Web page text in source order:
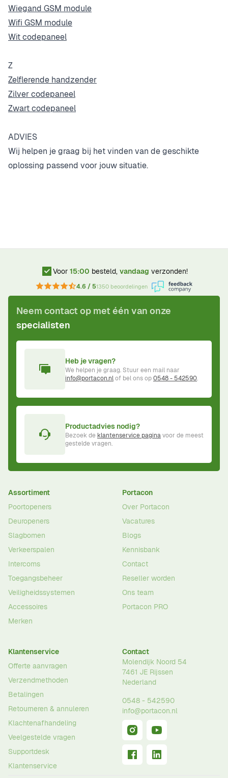
Wiegand GSM module
Wifi GSM module
Wit codepaneel
Z
Zelflerende handzender
Zilver codepaneel
Zwart codepaneel
ADVIES
Wij helpen je graag bij het vinden van de geschikte
oplossing passend voor jouw situatie.
Voor 15:00 besteld, vandaag verzonden!
4.6 / 51350 beoordelingen
Neem contact op met één van onze
specialisten
Heb je vragen?
We helpen je graag. Stuur een mail naar
info@portacon.nlof bel ons op0548 - 542590.
Productadvies nodig?
Bezoek de klantenservice paginavoor de meest
gestelde vragen.
Assortiment
Poortopeners
Deuropeners
Slagbomen
Verkeerspalen
Intercoms
Toegangsbeheer
Veiligheidssystemen
Accessoires
Merken
Portacon
Over Portacon
Vacatures
Blogs
Kennisbank
Contact
Reseller worden
Ons team
Portacon PRO
Klantenservice
Offerte aanvragen
Verzendmethoden
Betalingen
Retourneren & annuleren
Klachtenafhandeling
Veelgestelde vragen
Supportdesk
Klantenservice
Contact
Molendijk Noord 54
7461 JE Rijssen
Nederland
0548 - 542590
info@portacon.nl